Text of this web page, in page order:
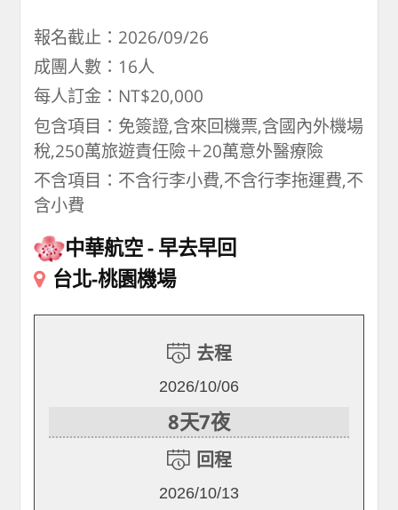
報名截止：2026/09/26
成團人數：16人
每人訂金：NT$20,000
包含項目：免簽證,含來回機票,含國內外機場
稅,250萬旅遊責任險＋20萬意外醫療險
不含項目：不含行李小費,不含行李拖運費,不
含小費
中華航空 早去早回
台北-桃園機場
去程
2026/10/06
8天7夜
回程
2026/10/13